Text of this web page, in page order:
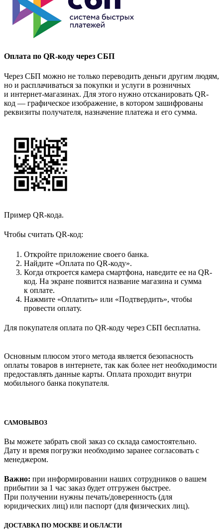
Оплата по QR-коду через СБП
Через СБП можно не только переводить деньги другим людям,
но и расплачиваться за покупки и услуги в розничных
и интернет-магазинах. Для этого нужно отсканировать QR-
код — графическое изображение, в котором зашифрованы
реквизиты получателя, назначение платежа и его сумма.
Пример QR-кода.
Чтобы считать QR-код:
Откройте приложение своего банка.
Найдите «Оплата по QR-коду».
Когда откроется камера смартфона, наведите ее на QR-
код. На экране появится название магазина и сумма
к оплате.
Нажмите «Оплатить» или «Подтвердить», чтобы
провести оплату.
Для покупателя оплата по QR-коду через СБП бесплатна.
Основным плюсом этого метода является безопасность
оплаты товаров в интернете, так как более нет необходимости
предоставлять данные карты. Оплата проходит внутри
мобильного банка покупателя.
САМОВЫВОЗ
Вы можете забрать свой заказ со склада самостоятельно.
Дату и время погрузки необходимо заранее согласовать с
менеджером.
Важно: при информировании наших сотрудников о вашем
прибытии за 1 час заказ будет отгружен быстрее.
При получении нужны печать/доверенность (для
юридических лиц) или паспорт (для физических лиц).
ДОСТАВКА ПО МОСКВЕ И ОБЛАСТИ